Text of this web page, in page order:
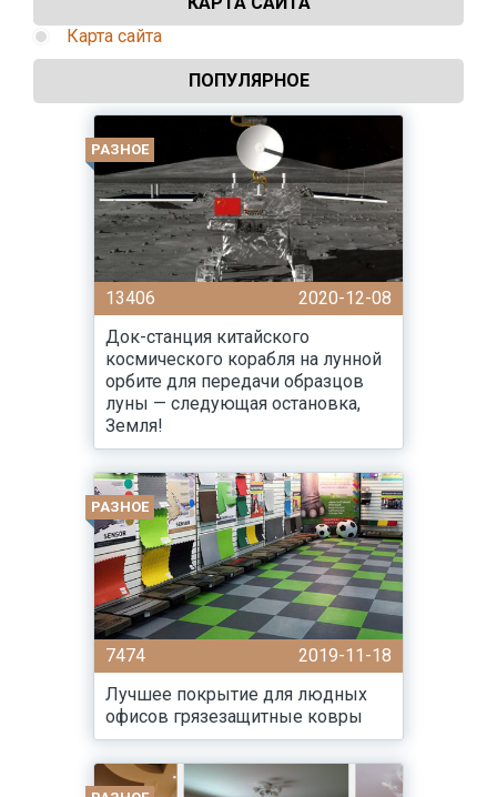
Карта сайта
ПОПУЛЯРНОЕ
РАЗНОЕ
13406
2020-12-08
Док-станция китайского
космического корабля на лунной
орбите для передачи образцов
луны — следующая остановка,
Земля!
РАЗНОЕ
7474
2019-11-18
Лучшее покрытие для людных
офисов грязезащитные ковры